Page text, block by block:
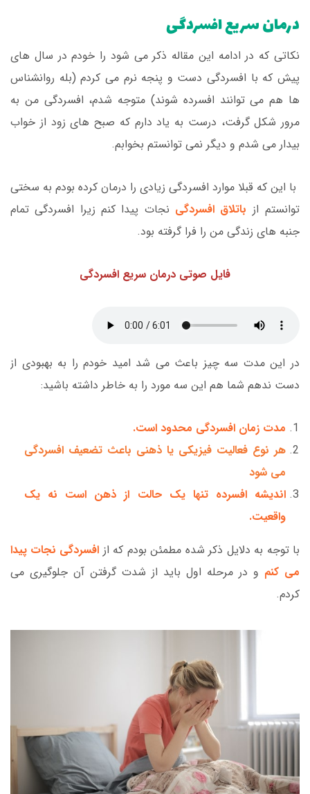
درمان سریع افسردگی
نکاتی که در ادامه این مقاله ذکر می شود را خودم در سال های
پیش که با افسردگی دست و پنجه نرم می کردم (بله روانشناس
ها هم می توانند افسرده شوند) متوجه شدم، افسردگی من به
مرور شکل گرفت، درست به یاد دارم که صبح های زود از خواب
بیدار می شدم و دیگر نمی توانستم بخوابم.
با این که قبلا موارد افسردگی زیادی را درمان کرده بودم به سختی
توانستم از باتلاق افسردگی نجات پیدا کنم زیرا افسردگی تمام
جنبه های زندگی من را فرا گرفته بود.
فایل صوتی درمان سریع افسردگی
در این مدت سه چیز باعث می شد امید خودم را به بهبودی از
دست ندهم شما هم این سه مورد را به خاطر داشته باشید:
مدت زمان افسردگی محدود است.
هر نوع فعالیت فیزیکی یا ذهنی باعث تضعیف افسردگی
می شود
اندیشه افسرده تنها یک حالت از ذهن است نه یک
واقعیت.
با توجه به دلایل ذکر شده مطمئن بودم که از افسردگی نجات پیدا
می کنم و در مرحله اول باید از شدت گرفتن آن جلوگیری می
کردم.